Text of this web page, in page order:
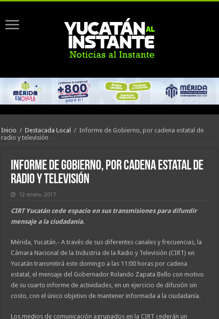
Inicio / Destacada Local / Informe de Gobierno, por cadena estatal de
radio y televisión
Informe de Gobierno, por cadena estatal de
radio y televisión
12 enero, 2017
CIRT Yucatán cede espacio en sus transmisiones para difundir
mensaje a la ciudadanía.
Mérida, Yucatán.- A través de sus diferentes canales y frecuencias, la
Cámara Nacional de la Industria de la Radio y Televisión (CIRT) en
Yucatán transmitirá este domingo a las 11:00 horas por cadena
estatal, el mensaje del Gobernador Rolando Zapata Bello con motivo
de su cuarto informe de actividades, en un ejercicio de difusión sin
costo, con el único objetivo de mantener informada a la ciudadanía.
Los medios de comunicación agrupados en la CIRT cederán un